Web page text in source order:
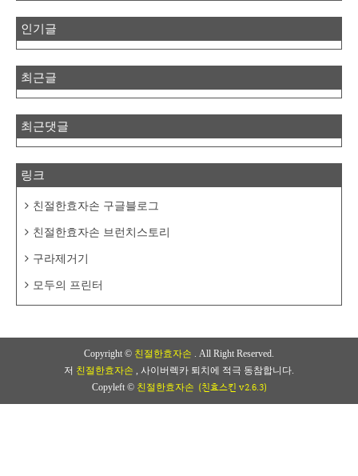
인기글
최근글
최근댓글
링크
친절한효자손 구글블로그
친절한효자손 브런치스토리
구라제거기
모두의 프린터
Copyright © 친절한효자손 . All Right Reserved.
저 친절한효자손 , 사이버렉카 퇴치에 적극 동참합니다.
Copyleft © 친절한효자손 (친효스킨 v2.6.3)